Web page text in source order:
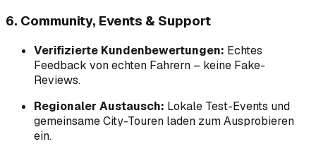
6. Community, Events & Support
Verifizierte Kunden­bewertungen: Echtes
Feedback von echten Fahrern – keine Fake-
Reviews.
Regionaler Austausch: Lokale Test-Events und
gemeinsame City-Touren laden zum Ausprobieren
ein.